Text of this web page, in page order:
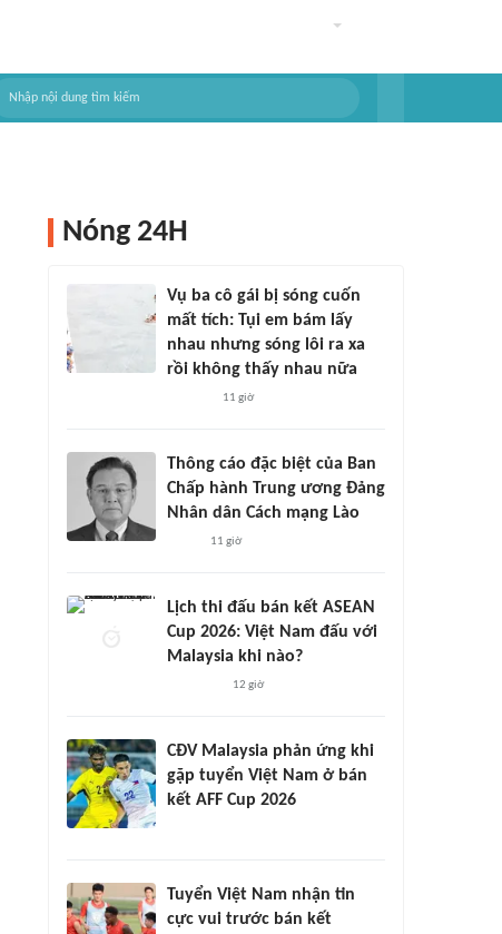
Nóng 24H
Vụ ba cô gái bị sóng cuốn
mất tích: Tụi em bám lấy
nhau nhưng sóng lôi ra xa
rồi không thấy nhau nữa
11 giờ
Thông cáo đặc biệt của Ban
Chấp hành Trung ương Đảng
Nhân dân Cách mạng Lào
11 giờ
Lịch thi đấu bán kết ASEAN
Cup 2026: Việt Nam đấu với
Malaysia khi nào?
12 giờ
CĐV Malaysia phản ứng khi
gặp tuyển Việt Nam ở bán
kết AFF Cup 2026
Tuyển Việt Nam nhận tin
cực vui trước bán kết